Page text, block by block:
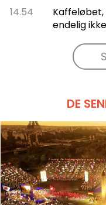
14.54
endelig
DE